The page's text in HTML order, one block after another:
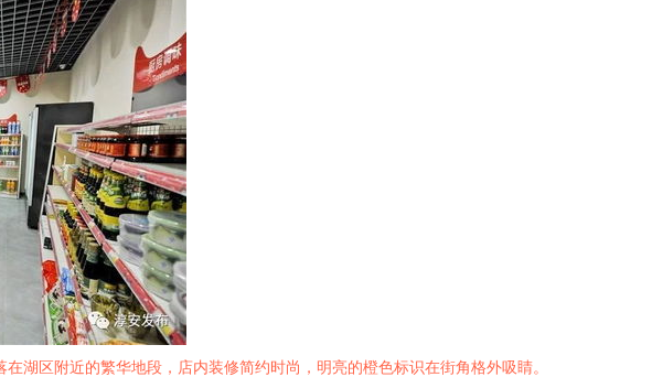
湖区附近的繁华地段，店内装修简约时尚，明亮的橙色标识在街角格外吸睛。